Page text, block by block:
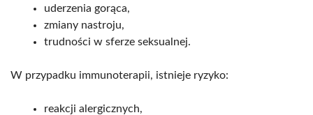
uderzenia gorąca,
zmiany nastroju,
trudności w sferze seksualnej.
W przypadku immunoterapii, istnieje ryzyko:
reakcji alergicznych,